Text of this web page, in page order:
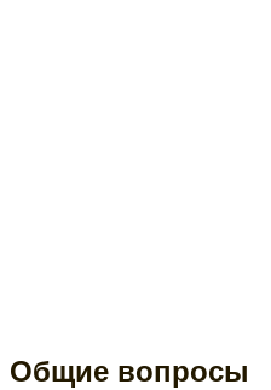
Общие вопросы